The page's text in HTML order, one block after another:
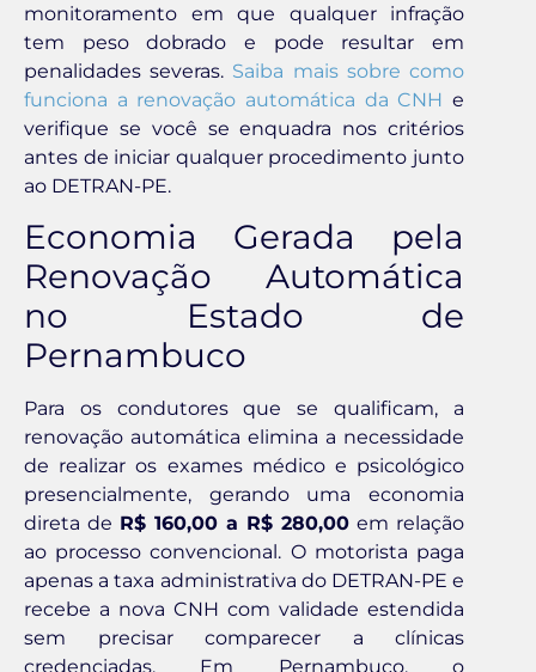
monitoramento em que qualquer infração
tem peso dobrado e pode resultar em
penalidades severas. Saiba mais sobre como
funciona a renovação automática da CNH e
verifique se você se enquadra nos critérios
antes de iniciar qualquer procedimento junto
ao DETRAN-PE.
Economia Gerada pela
Renovação Automática
no Estado de
Pernambuco
Para os condutores que se qualificam, a
renovação automática elimina a necessidade
de realizar os exames médico e psicológico
presencialmente, gerando uma economia
direta de R$ 160,00 a R$ 280,00 em relação
ao processo convencional. O motorista paga
apenas a taxa administrativa do DETRAN-PE e
recebe a nova CNH com validade estendida
sem precisar comparecer a clínicas
credenciadas. Em Pernambuco, o